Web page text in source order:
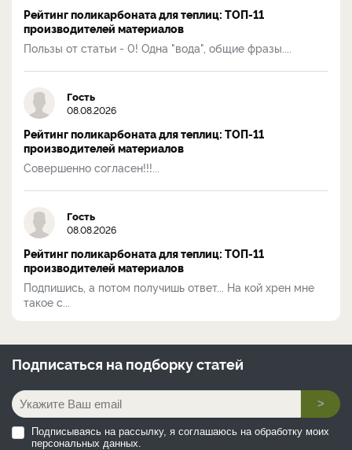
Рейтинг поликарбоната для теплиц: ТОП-11
производителей материалов
Пользы от статьи - 0! Одна "вода", общие фразы....
Гость
08.08.2026
Рейтинг поликарбоната для теплиц: ТОП-11
производителей материалов
Совершенно согласен!!!...
Гость
08.08.2026
Рейтинг поликарбоната для теплиц: ТОП-11
производителей материалов
Подпишись, а потом получишь ответ... На кой хрен мне
такое с...
Подписаться на подборку статей
>
Подписываясь на рассылку, я соглашаюсь на обработку моих
персональных данных.